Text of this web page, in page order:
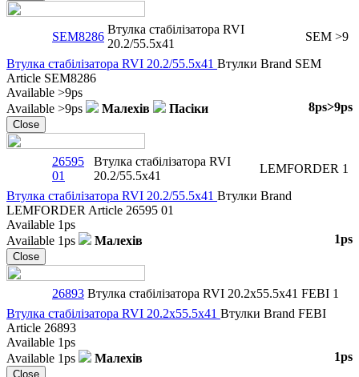
SEM8286
Втулка стабілізаторa RVI
20.2/55.5x41
SEM >9
Втулка стабілізаторa RVI 20.2/55.5x41 Втулки Brand SEM
Article SEM8286
Available >9ps
Available >9ps Малехів >9ps
Пасіки 8ps
Close
26595
01
Втулка стабілізаторa RVI
20.2/55.5x41
LEMFORDER 1
Втулка стабілізаторa RVI 20.2/55.5x41 Втулки Brand
LEMFORDER Article 26595 01
Available 1ps
Available 1ps Малехів 1ps
Close
26893 Втулка стабілізаторa RVI 20.2x55.5x41 FEBI 1
Втулка стабілізаторa RVI 20.2x55.5x41 Втулки Brand FEBI
Article 26893
Available 1ps
Available 1ps Малехів 1ps
Close